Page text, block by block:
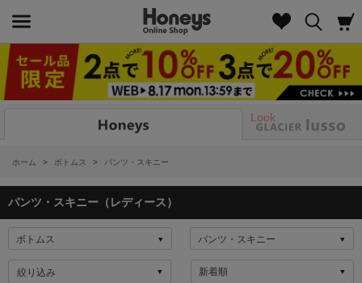
Look
ホーム > ボトムス > パンツ・スキニー
パンツ・スキニー（レディース）
絞り込み